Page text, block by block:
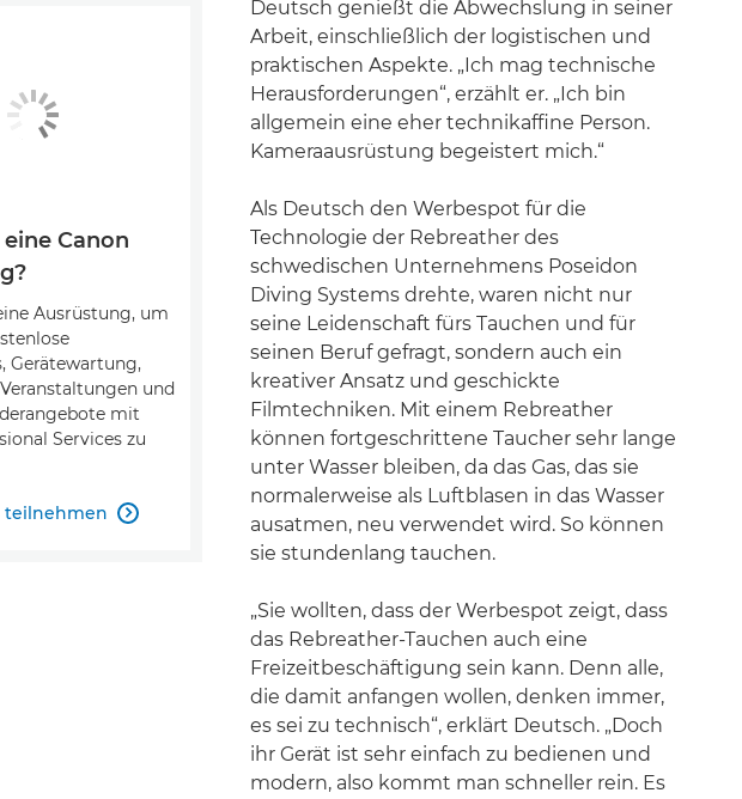
Deutsch genießt die Abwechslung in seiner
Arbeit, einschließlich der logistischen und
praktischen Aspekte. „Ich mag technische
Herausforderungen“, erzählt er. „Ich bin
allgemein eine eher technikaffine Person.
Kameraausrüstung begeistert mich.“
Als Deutsch den Werbespot für die
Technologie der Rebreather des
schwedischen Unternehmens Poseidon
Diving Systems drehte, waren nicht nur
seine Leidenschaft fürs Tauchen und für
seinen Beruf gefragt, sondern auch ein
kreativer Ansatz und geschickte
Filmtechniken. Mit einem Rebreather
können fortgeschrittene Taucher sehr lange
unter Wasser bleiben, da das Gas, das sie
normalerweise als Luftblasen in das Wasser
ausatmen, neu verwendet wird. So können
sie stundenlang tauchen.
„Sie wollten, dass der Werbespot zeigt, dass
das Rebreather-Tauchen auch eine
Freizeitbeschäftigung sein kann. Denn alle,
die damit anfangen wollen, denken immer,
es sei zu technisch“, erklärt Deutsch. „Doch
ihr Gerät ist sehr einfach zu bedienen und
modern, also kommt man schneller rein. Es
Canon
Ausrüstung, um
Gerätewartung,
und
mit
Services zu
teilnehmen 